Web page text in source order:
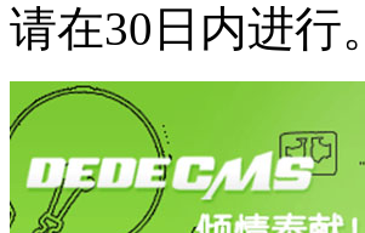
请在30日内进行。